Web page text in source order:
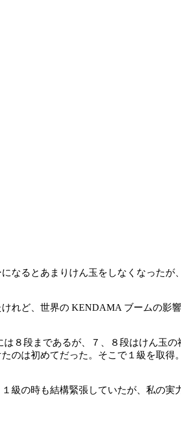
なるとあまりけん玉をしなくなったが
れど、世界の KENDAMA ブームの影
８段まであるが、７、８段はけん玉の
のは初めてだった。そこで１級を取得
級の時も結構緊張していたが、私の実